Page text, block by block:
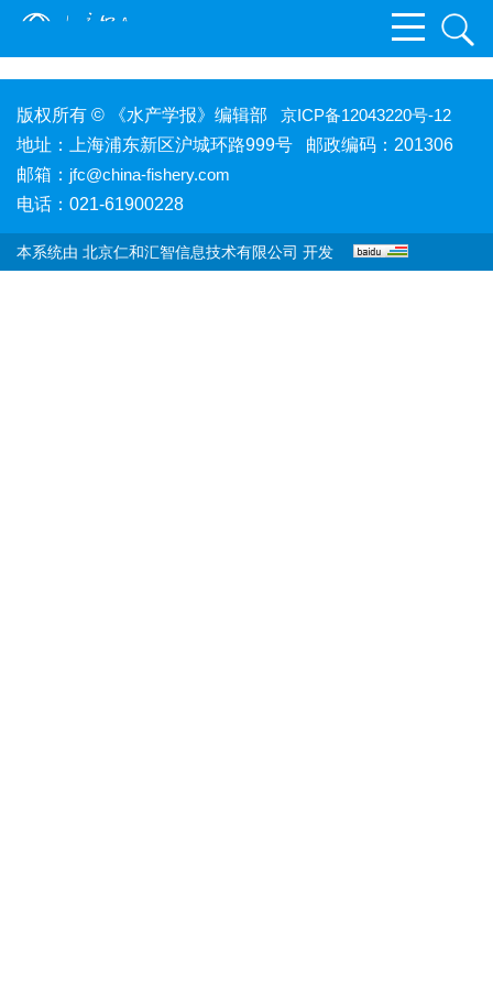
版权所有 © 《水产学报》编辑部 京ICP备12043220号-12
地址：上海浦东新区沪城环路999号 邮政编码：201306
邮箱： jfc@china-fishery.com
电话：021-61900228
本系统由 北京仁和汇智信息技术有限公司 开发